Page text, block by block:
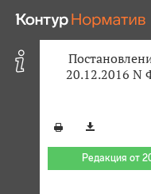
20.12.2016 N
Редакция от